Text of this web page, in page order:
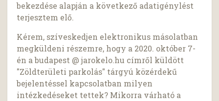
bekezdése alapján a következő adatigénylést
terjesztem elő.
Kérem, szíveskedjen elektronikus másolatban
megküldeni részemre, hogy a 2020. október 7-
én a budapest @ jarokelo.hu címről küldött
"Zöldterületi parkolás" tárgyú közérdekű
bejelentéssel kapcsolatban milyen
intézkedéseket tettek? Mikorra várható a